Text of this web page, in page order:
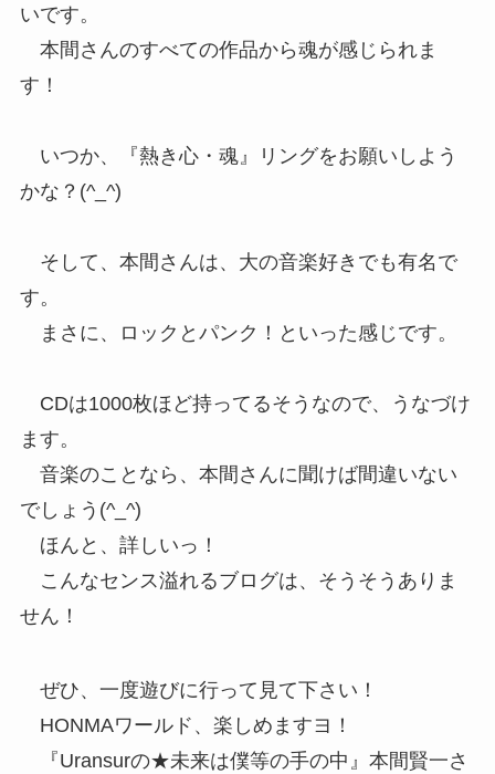
いです。
本間さんのすべての作品から魂が感じられま
す！
いつか、『熱き心・魂』リングをお願いしよう
かな？(^_^)
そして、本間さんは、大の音楽好きでも有名で
す。
まさに、ロックとパンク！といった感じです。
CDは1000枚ほど持ってるそうなので、うなづけ
ます。
音楽のことなら、本間さんに聞けば間違いない
でしょう(^_^)
ほんと、詳しいっ！
こんなセンス溢れるブログは、そうそうありま
せん！
ぜひ、一度遊びに行って見て下さい！
HONMAワールド、楽しめますヨ！
『Uransurの★未来は僕等の手の中』本間賢一さ